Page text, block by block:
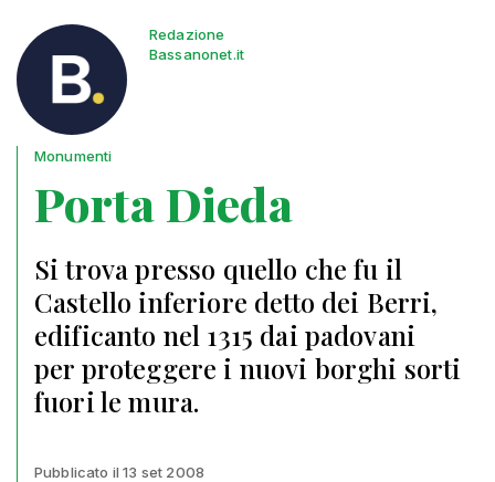
Redazione
Bassanonet.it
Monumenti
Porta Dieda
Si trova presso quello che fu il
Castello inferiore detto dei Berri,
edificanto nel 1315 dai padovani
per proteggere i nuovi borghi sorti
fuori le mura.
Pubblicato il 13 set 2008